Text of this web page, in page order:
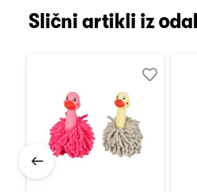
Slični artikli iz